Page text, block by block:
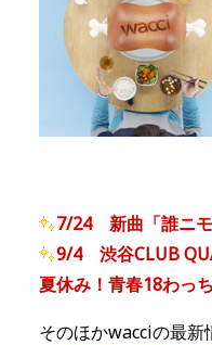
7/24 新曲「誰ニモ
9/4 渋谷CLUB
夏休み！青春18わっ
そのほかwacciの最新